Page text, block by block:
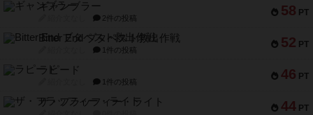
58 PT
ギャンブラー
2件の投稿
52 PT
Bitter End ブタペスト救出作戦
1件の投稿
46 PT
ラピード
1件の投稿
44 PT
ザ・フラッフィー・ライト